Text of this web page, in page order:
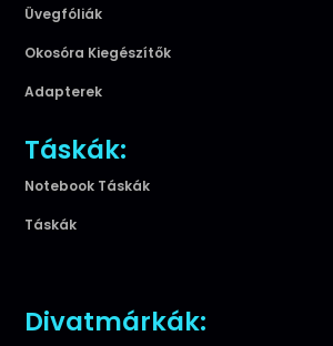
Üvegfóliák
Okosóra Kiegészítők
Adapterek
Táskák:
Notebook Táskák
Táskák
Divatmárkák: